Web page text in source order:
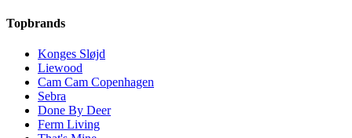
Topbrands
Konges Sløjd
Liewood
Cam Cam Copenhagen
Sebra
Done By Deer
Ferm Living